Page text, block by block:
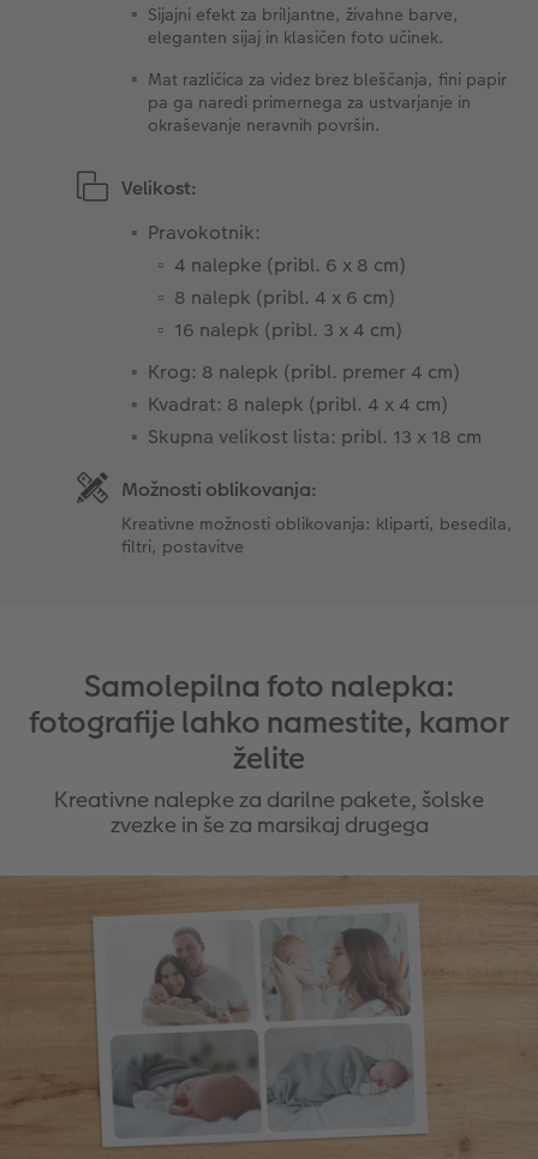
Sijajni efekt za briljantne, živahne barve,
eleganten sijaj in klasičen foto učinek.
Mat različica za videz brez bleščanja, fini papir
pa ga naredi primernega za ustvarjanje in
okraševanje neravnih površin.
Velikost:
Pravokotnik:
4 nalepke (pribl. 6 x 8 cm)
8 nalepk (pribl. 4 x 6 cm)
16 nalepk (pribl. 3 x 4 cm)
Krog: 8 nalepk (pribl. premer 4 cm)
Kvadrat: 8 nalepk (pribl. 4 x 4 cm)
Skupna velikost lista: pribl. 13 x 18 cm
Možnosti oblikovanja:
Kreativne možnosti oblikovanja: kliparti, besedila,
filtri, postavitve
Samolepilna foto nalepka:
fotografije lahko namestite, kamor
želite
Kreativne nalepke za darilne pakete, šolske
zvezke in še za marsikaj drugega